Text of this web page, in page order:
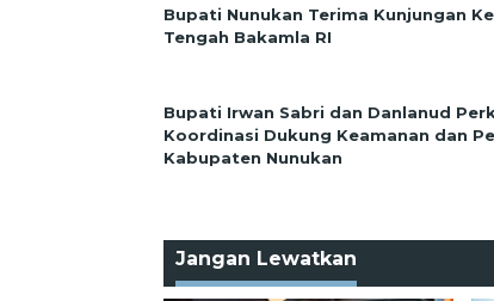
Bupati Nunukan Terima Kunjungan
Tengah Bakamla RI
Bupati Irwan Sabri dan Danlanud
Koordinasi Dukung Keamanan dan
Kabupaten Nunukan
Jangan Lewatkan